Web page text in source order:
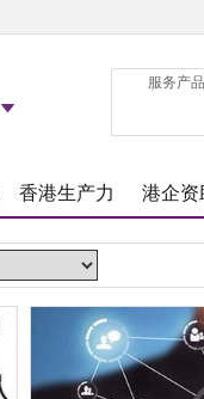
服务产品
香港生产力 港企资